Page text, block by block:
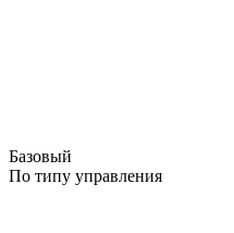
Базовый
По типу управления